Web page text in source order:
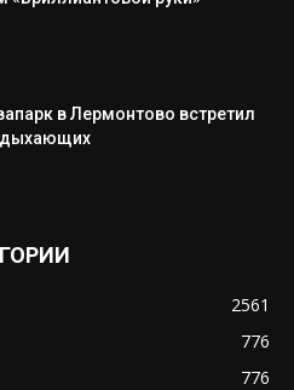
в Лермонтово встретил
2561
776
776